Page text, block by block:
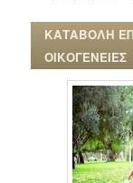
ΚΑΤΑΒΟΛΗ
ΟΙΚΟΓΕΝΕΙΕΣ